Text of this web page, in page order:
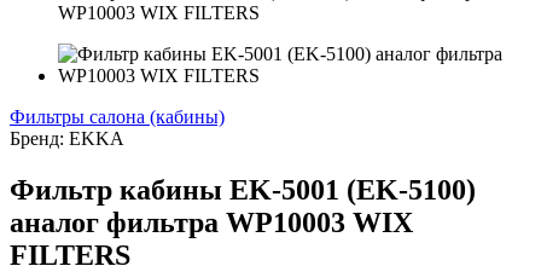
WP10003 WIX FILTERS
Фильтры салона (кабины)
Бренд: EKKA
Фильтр кабины EK-5001 (EK-5100)
аналог фильтра WP10003 WIX
FILTERS